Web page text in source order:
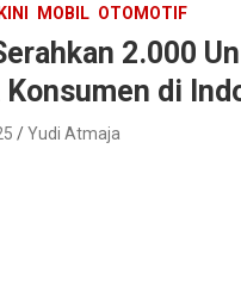
MOBIL OTOMOTIF
2.000
Konsumen di
Yudi Atmaja